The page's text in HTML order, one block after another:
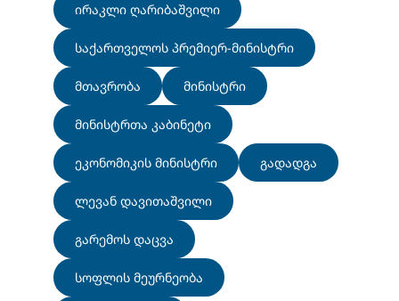
ირაკლი ღარიბაშვილი
საქართველოს პრემიერ-მინისტრი
მთავრობა მინისტრი
მინისტრთა კაბინეტი
ეკონომიკის მინისტრი გადადგა
ლევან დავითაშვილი
გარემოს დაცვა
სოფლის მეურნეობა